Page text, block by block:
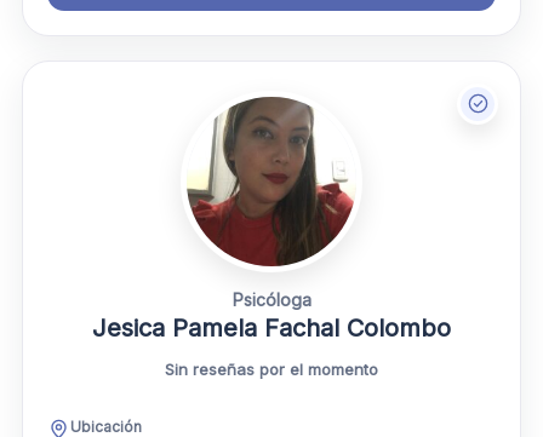
Psicóloga
Jesica Pamela Fachal Colombo
Sin reseñas por el momento
Ubicación